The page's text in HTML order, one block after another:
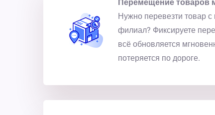
Перемещение товаров
Нужно перевезти товар с
филиал? Фиксируете
всё обновляется
потеряется по дороге.